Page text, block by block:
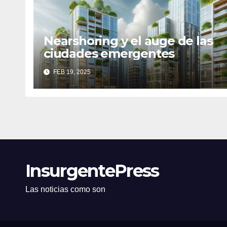
Nearshoring y el auge de las
ciudades emergentes
FEB 19, 2025
InsurgentePress
Las noticias como son